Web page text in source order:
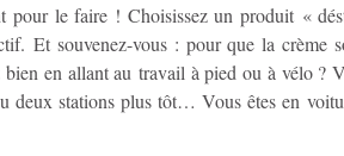
pour le faire ! Choisissez un produit «
Et souvenez-vous : pour que la crème
en allant au travail à pied ou à vélo ?
deux stations plus tôt… Vous êtes en